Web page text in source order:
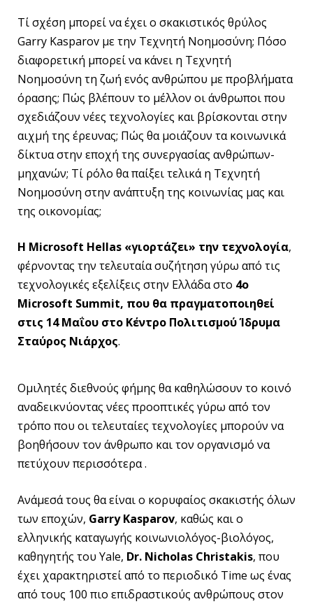
Τί σχέση μπορεί να έχει ο σκακιστικός θρύλος
Garry Kasparov με την Τεχνητή Νοημοσύνη; Πόσο
διαφορετική μπορεί να κάνει η Τεχνητή
Νοημοσύνη τη ζωή ενός ανθρώπου με προβλήματα
όρασης; Πώς βλέπουν το μέλλον οι άνθρωποι που
σχεδιάζουν νέες τεχνολογίες και βρίσκονται στην
αιχμή της έρευνας; Πώς θα μοιάζουν τα κοινωνικά
δίκτυα στην εποχή της συνεργασίας ανθρώπων-
μηχανών; Τί ρόλο θα παίξει τελικά η Τεχνητή
Νοημοσύνη στην ανάπτυξη της κοινωνίας μας και
της οικονομίας;
Η Microsoft Hellas «γιορτάζει» την τεχνολογία,
φέρνοντας την τελευταία συζήτηση γύρω από τις
τεχνολογικές εξελίξεις στην Ελλάδα στο 4ο
Microsoft Summit, που θα πραγματοποιηθεί
στις 14 Μαΐου στο Κέντρο Πολιτισμού Ίδρυμα
Σταύρος Νιάρχος.
Ομιλητές διεθνούς φήμης θα καθηλώσουν το κοινό
αναδεικνύοντας νέες προοπτικές γύρω από τον
τρόπο που οι τελευταίες τεχνολογίες μπορούν να
βοηθήσουν τον άνθρωπο και τον οργανισμό να
πετύχουν περισσότερα .
Ανάμεσά τους θα είναι ο κορυφαίος σκακιστής όλων
των εποχών, Garry Kasparov, καθώς και ο
ελληνικής καταγωγής κοινωνιολόγος-βιολόγος,
καθηγητής του Yale, Dr. Nicholas Christakis, που
έχει χαρακτηριστεί από το περιοδικό Time ως ένας
από τους 100 πιο επιδραστικούς ανθρώπους στον